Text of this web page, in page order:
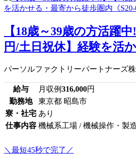
【18歳～39歳の方活躍
円/土日祝休】経験を活
パーソルファクトリーパートナーズ
給与 月収例316,000円
勤務地
東京都 昭島市
寮・社宅 あり
仕事内容 機械系工場 / 機械操作・製
＼最短45秒で完了／